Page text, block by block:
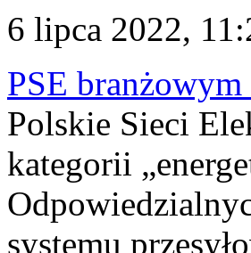
6 lipca 2022,
PSE
Polskie Sieci
kategorii
systemu